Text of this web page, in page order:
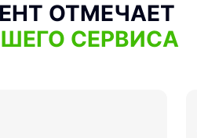
ОТМЕЧАЕТ
СЕРВИСА